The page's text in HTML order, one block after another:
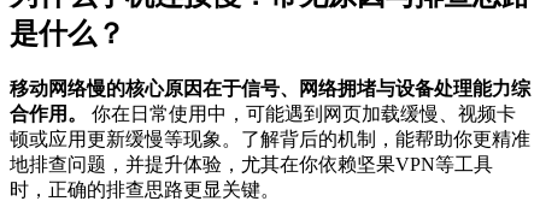
是什么？
移动网络慢的核心原因在于信号、网络拥堵与设备处理能力综
合作用。
你在日常使用中，可能遇到网页加载缓慢、视频卡
顿或应用更新缓慢等现象。了解背后的机制，能帮助你更精准
地排查问题，并提升体验，尤其在你依赖坚果VPN等工具
时，正确的排查思路更显关键。